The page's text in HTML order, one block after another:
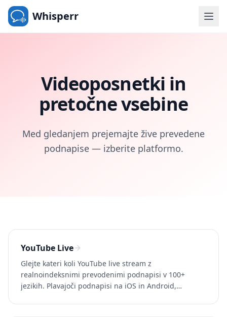
Whisperr
Videoposnetki in
pretočne vsebine
Med gledanjem prejemajte žive prevedene
podnapise — izberite platformo.
YouTube Live
Glejte kateri koli YouTube live stream z
realnoindeksnimi prevodenimi podnapisi v 100+
jezikih. Plavajoči podnapisi na iOS in Android,